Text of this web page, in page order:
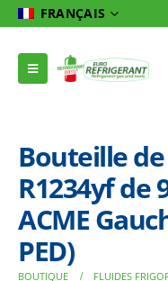
FRANÇAIS
Bouteille
R1234yf de
ACME
PED)
BOUTIQUE FLUIDES